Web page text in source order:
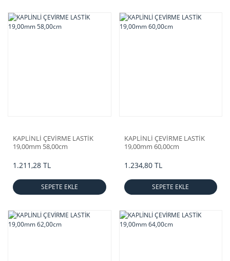
KAPLİNLİ ÇEVİRME LASTİK
19,00mm 58,00cm
1.211,28 TL
SEPETE EKLE
KAPLİNLİ ÇEVİRME LASTİK
19,00mm 60,00cm
1.234,80 TL
SEPETE EKLE